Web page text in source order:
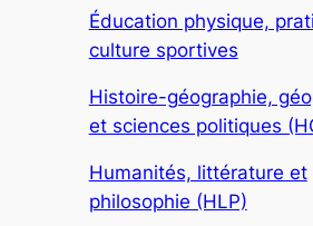
Éducation physique,
culture sportives
Histoire-géographie,
et sciences politiques
Humanités, littérature et
philosophie (HLP)